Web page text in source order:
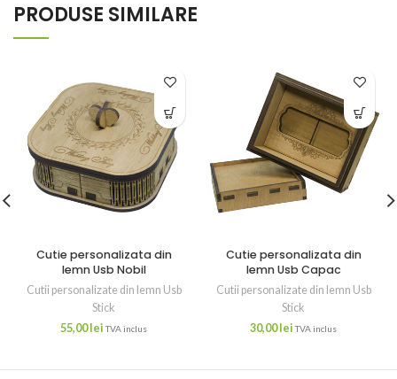
PRODUSE SIMILARE
Cutie personalizata din
lemn Usb Nobil
Cutii personalizate din lemn Usb
Stick
55,00 lei TVA inclus
Cutie personalizata din
lemn Usb Capac
Cutii personalizate din lemn Usb
Stick
30,00 lei TVA inclus